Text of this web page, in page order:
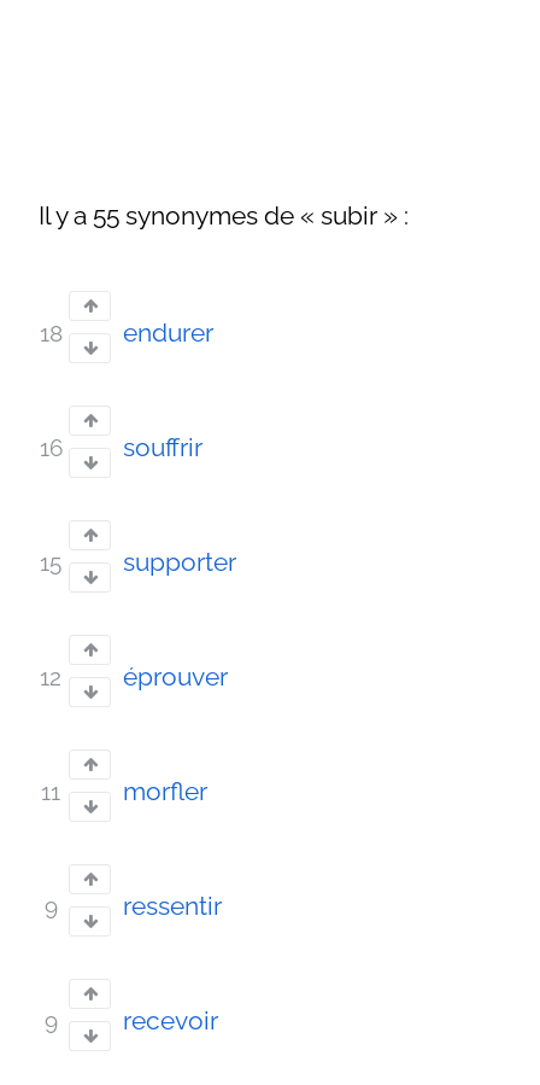
Il y a 55 synonymes de « subir » :
18 endurer
16 souffrir
15 supporter
12 éprouver
11 morfler
9 ressentir
9 recevoir